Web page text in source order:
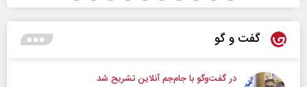
گفت و گو
در گفت‌و‌گو با جام‌جم آنلاین تشریح شد